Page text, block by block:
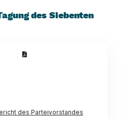
des Siebenten
des Parteivorstandes
(Link öffnet ein neues Fenster)